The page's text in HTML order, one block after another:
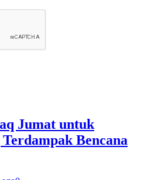
Jumat untuk
Bencana